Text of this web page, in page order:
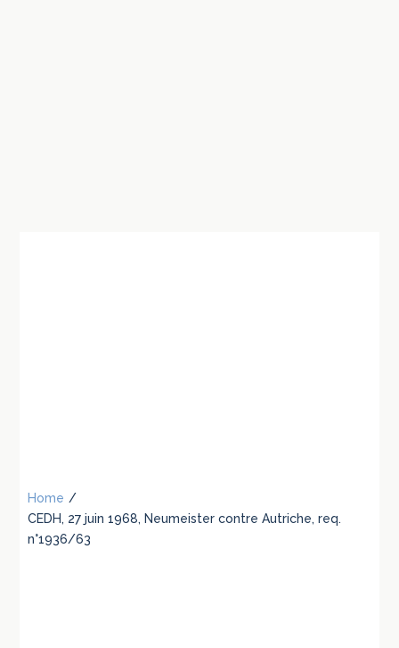
Home /
CEDH, 27 juin 1968, Neumeister contre Autriche, req.
n°1936/63